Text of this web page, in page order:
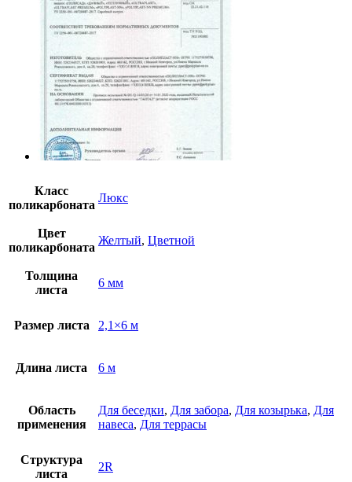
Класс
поликарбоната
Люкс
Цвет
поликарбоната
Желтый, Цветной
Толщина
листа
6 мм
Размер листа 2,1×6 м
Длина листа 6 м
Область
применения
Для беседки, Для забора, Для козырька, Для
навеса, Для террасы
Структура
листа
2R